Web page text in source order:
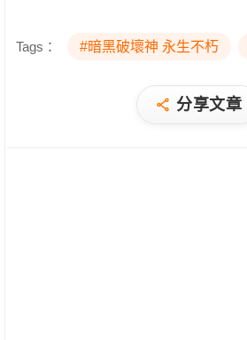
Tags： #暗黑破壞神 永生不朽
分享文章